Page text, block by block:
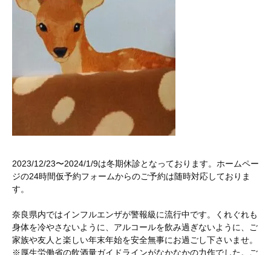
2023/12/23〜2024/1/9は冬期休診となっております。ホームペー
ジの24時間仮予約フォームからのご予約は随時対応しておりま
す。
奈良県内ではインフルエンザが警報級に流行中です。くれぐれも
身体を冷やさないように、アルコールを飲み過ぎないように、ご
家族や友人と楽しい年末年始を安全無事にお過ごし下さいませ。
※厚生労働省の飲酒量ガイドラインがなかなかの力作でした。ご